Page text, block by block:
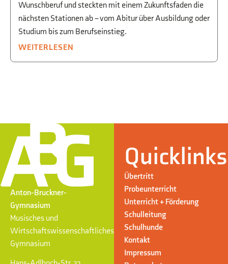
Wunschberuf und steckten mit einem Zukunftsfaden die
nächsten Stationen ab – vom Abitur über Ausbildung oder
Studium bis zum Berufseinstieg.
WEITERLESEN
Anton-Bruckner-
Gymnasium
Musisches und
Wirtschaftswissenschaftliches
Gymnasium
Quicklinks
Übertritt
Probeunterricht
Unterricht + Förderung
Schulleitung
Schulhunde
Kontakt
Impressum